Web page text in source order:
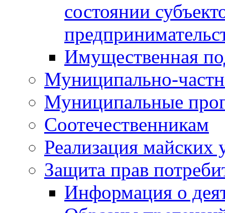
состоянии
Имущественная
Муниципально-
Муниципальные
Соотечественникам
Реализация майских
Защита прав
Информация о